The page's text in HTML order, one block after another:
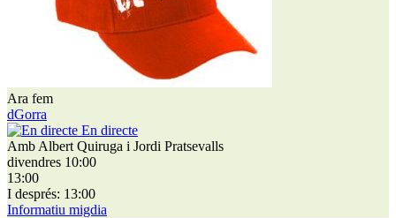
Ara fem
dGorra
En directe
Amb Albert Quiruga i Jordi Pratsevalls
divendres 10:00
13:00
I després: 13:00
Informatiu migdia